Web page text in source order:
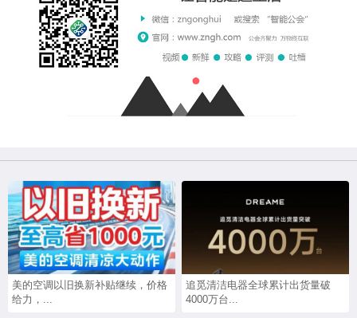
美的空调以旧换新补贴继续，价格
给力，...
追觅清洁电器全球累计出货量破
4000万台...